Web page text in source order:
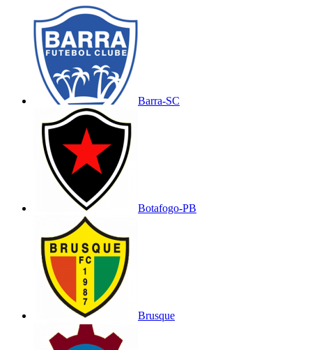
Barra-SC
Botafogo-PB
Brusque